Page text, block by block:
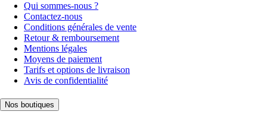
Qui sommes-nous ?
Contactez-nous
Conditions générales de vente
Retour & remboursement
Mentions légales
Moyens de paiement
Tarifs et options de livraison
Avis de confidentialité
Nos boutiques